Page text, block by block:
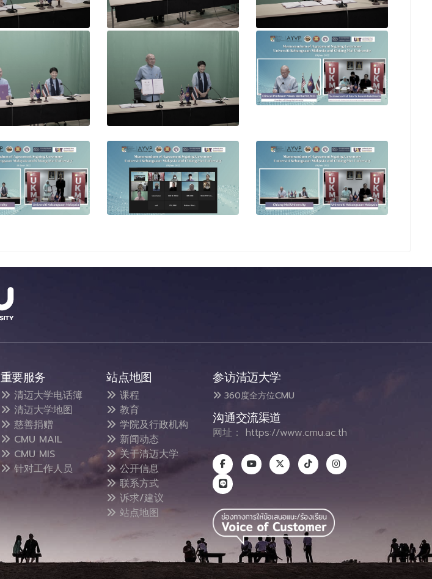
重要服务
清迈大学电话簿
清迈大学地图
慈善捐赠
CMU MAIL
CMU MIS
针对工作人员
站点地图
课程
教育
学院及行政机构
新闻动态
关于清迈大学
公开信息
联系方式
诉求/建议
站点地图
参访清迈大学
360度全方位CMU
沟通交流渠道
网址： https://www.cmu.ac.th